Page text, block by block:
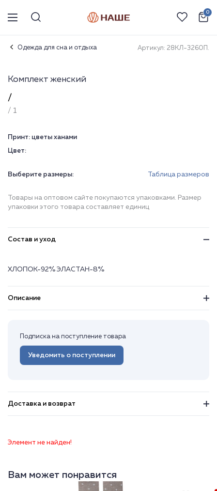
0
Одежда для сна и отдыха Артикул: 28КЛ-3260П.
Комплект женский
/
/ 1
Принт: цветы ханами
Цвет:
Выберите размеры: Таблица размеров
Товары на оптовом сайте покупаются упаковками. Размер
упаковки этого товара составляет единиц
Состав и уход
ХЛОПОК-92% ЭЛАСТАН-8%
Описание
Подписка на поступление товара
Уведомить о поступлении
Доставка и возврат
Элемент не найден!
Вам может понравится